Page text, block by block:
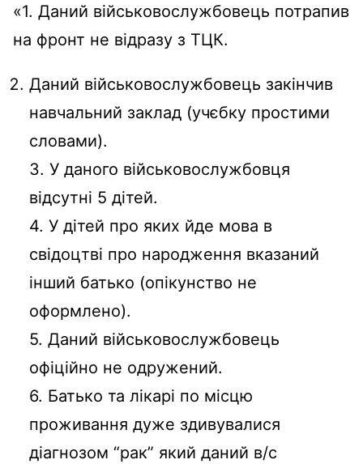
«1. Даний військовослужбовець потрапив
на фронт не відразу з ТЦК.
Даний військовослужбовець закінчив
навчальний заклад (учєбку простими
словами).
3. У даного військовослужбовця
відсутні 5 дітей.
4. У дітей про яких йде мова в
свідоцтві про народження вказаний
інший батько (опікунство не
оформлено).
5. Даний військовослужбовець
офіційно не одружений.
6. Батько та лікарі по місцю
проживання дуже здивувалися
діагнозом “рак” який даний в/с